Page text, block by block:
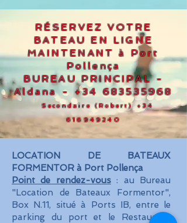
RÉSERVEZ VOTRE
BATEAU EN LIGNE
MAINTENANT à Port
Pollença
BUREAU PRINCIPAL -
Aldana - +34 683535968
Secondaire (Robert) +34
616949240
LOCATION DE BATEAUX
FORMENTOR à Port Pollença
Point de rendez-vous: au Bureau
"Location de Bateaux Formentor",
Box N.11, situé à Ports IB, entre le
parking du port et le Restaurant